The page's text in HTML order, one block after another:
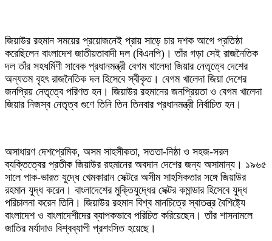
জিয়াউর রহমান সময়ের প্রয়োজনেই প্রায় সাড়ে চার দশক আগে প্রতিষ্ঠা
করেছিলেন বাংলাদেশ জাতীয়তাবাদী দল (বিএনপি)। তাঁর গড়া সেই রাজনৈতিক
দল তাঁর সহধর্মিণী সাবেক প্রধানমন্ত্রী বেগম খালেদা জিয়ার নেতৃত্বে দেশের
অন্যতম বৃহৎ রাজনৈতিক দল হিসেবে স্বীকৃত। বেগম খালেদা জিয়া দেশের
জনপ্রিয় নেতৃত্বে পরিণত হন। জিয়াউর রহমানের জনপ্রিয়তা ও বেগম খালেদা
জিয়ার নিজস্ব নেতৃত্ব গুণে তিনি তিন তিনবার প্রধানমন্ত্রী নির্বাচিত হন।
অসাধারণ দেশপ্রেমিক, অসম সাহসীকতা, সততা-নিষ্ঠা ও সহজ-সরল
ব্যক্তিত্বের প্রতীক জিয়াউর রহমানের অবদান দেশের জন্য অসামান্য। ১৯৬৫
সালে পাক-ভারত যুদ্ধে খেমকারান সেক্টরে অসীম সাহসিকতার সঙ্গে জিয়াউর
রহমান যুদ্ধ করেন। বাংলাদেশের মুক্তিযুদ্ধের সেক্টর কমান্ডার হিসেবে যুদ্ধ
পরিচালনা করেন তিনি। জিয়াউর রহমান বিশ্ব মানচিত্রে স্বাতন্ত্র বৈশিষ্ট্যে
বাংলাদেশ ও বাংলাদেশীদের ব্যাপকভাবে পরিচিত করিয়েছেন। তাঁর শাসনামলে
জাতির মর্যাদাও বিশ্বব্যাপী প্রশংসিত হয়েছে।